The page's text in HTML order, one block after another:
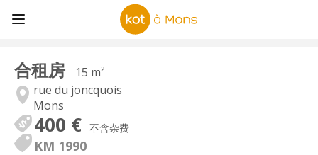
合租房
15 m²
rue du joncquois
Mons
400 € 不含杂费
KM 1990